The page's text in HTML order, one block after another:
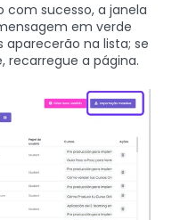
sucesso, a janela
em verde
aparecerão na lista; se
a página.